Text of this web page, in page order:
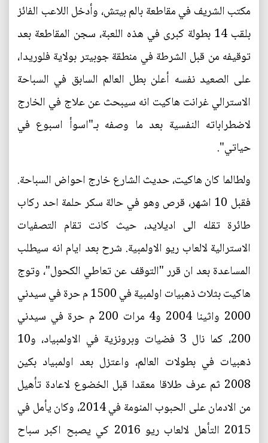
مكتب الشريف في مقاطعة بالم بيتش، وأدخل اللاعب الفائز
بلقب 14 بطولة كبرى في هذه اللعبة، سجن المقاطعة بعد
توقيفه من قبل الشرطة في منطقة جوبيتر بولاية فلوريدا،
على الصعيد نفسه أعلن بطل العالم السابق في السباحة
الاسترالي غرانت هاكيت انه سيبحث عن علاج في الخارج
لاضطراباته النفسية بعد ما وصفه بـ"اسوأ اسبوع في
حياتي".
ولطالما كان هاكيت، حديث الشارع خارج احواض السباحة.
فقبل 10 اشهر، قرص وهو في حالة سكر حلمة احد ركاب
طائرة تقله الى اديلايد، حيث كانت تقام التصفيات
الاسترالية لالعاب ريو الاولمبية. شرح بعد ايام انه سيطلب
المساعدة بعد ان قرر "التوقف عن تعاطي الكحول"، وتوج
هاكيت بثلاث ذهبيات اولمبية في 1500 م حرة في سيدني
2000 واثينا 2004 و4 مرات 200 م حرة في سيدني
200، كما نال 3 فضيات وبرونزية في الاولمبياد، و10
ذهبيات في بطولات العالم، واعتزل بعد اولمبياد بكين
2008 ثم عرف طلاقا معقدا قبل الخضوع لاعادة تأهيل
من الادمان على الحبوب المنومة في 2014، وكان يأمل في
2015 التأهل لالعاب ريو 2016 كي يصبح اكبر سباح